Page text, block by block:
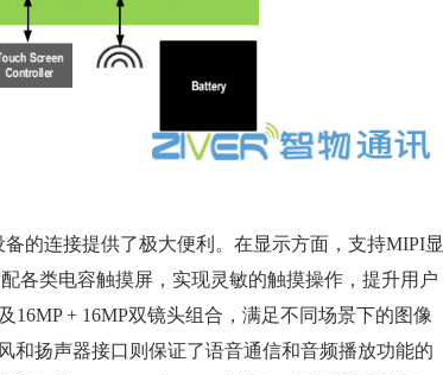
的连接提供了极大便利。在显示方面，支持MIPI显
各类电容触摸屏，实现灵敏的触摸操作，提升用户
+ 16MP双镜头组合，满足不同场景下的图像
和扬声器接口则保证了语音通信和音频播放功能的